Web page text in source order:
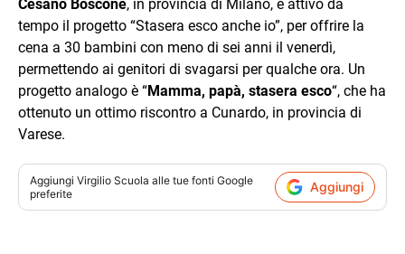
Cesano Boscone, in provincia di Milano, è attivo da
tempo il progetto “Stasera esco anche io”, per offrire la
cena a 30 bambini con meno di sei anni il venerdì,
permettendo ai genitori di svagarsi per qualche ora. Un
progetto analogo è “Mamma, papà, stasera esco“, che ha
ottenuto un ottimo riscontro a Cunardo, in provincia di
Varese.
Aggiungi Virgilio Scuola alle tue fonti Google
preferite
Aggiungi